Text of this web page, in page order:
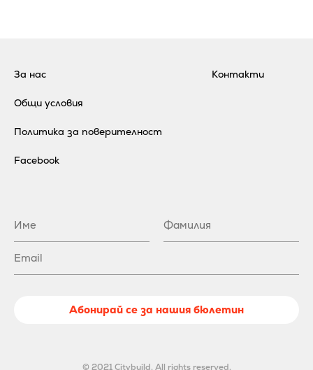
За нас
Общи условия
Политика за поверителност
Контакти
Facebook
Абонирай се за нашия бюлетин
© 2021 Citybuild. All rights reserved.